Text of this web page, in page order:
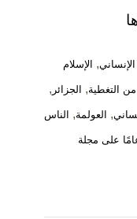
, الإسلام
التغطية, الجزائر ,
, العولمة, الناس
على مجلة